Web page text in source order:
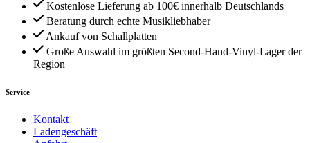
Kostenlose Lieferung ab 100€ innerhalb Deutschlands
Beratung durch echte Musikliebhaber
Ankauf von Schallplatten
Große Auswahl im größten Second-Hand-Vinyl-Lager der
Region
Service
Kontakt
Ladengeschäft